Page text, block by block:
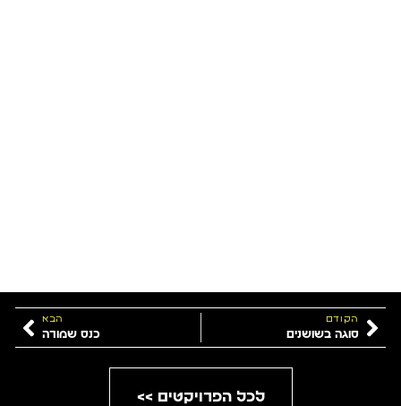
הקודם
סוגה בשושנים
הבא
כנס שמורה
לכל הפרויקטים >>